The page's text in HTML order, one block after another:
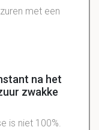
met een
na het
zwakke
is niet 100%.